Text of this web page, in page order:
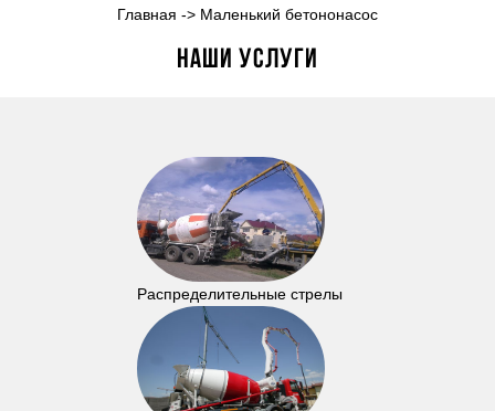
Главная -> Маленький бетононасос
Наши услуги
Распределительные стрелы